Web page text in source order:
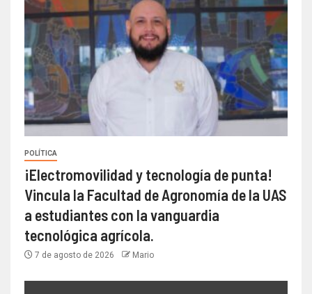
POLÍTICA
¡Electromovilidad y tecnología de punta!
Vincula la Facultad de Agronomía de la UAS
a estudiantes con la vanguardia
tecnológica agrícola.
7 de agosto de 2026 Mario